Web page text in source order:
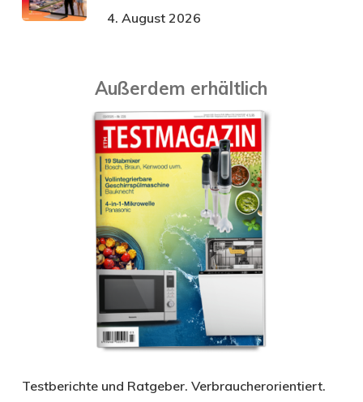
4. August 2026
Außerdem erhältlich
Testberichte und Ratgeber. Verbraucherorientiert.